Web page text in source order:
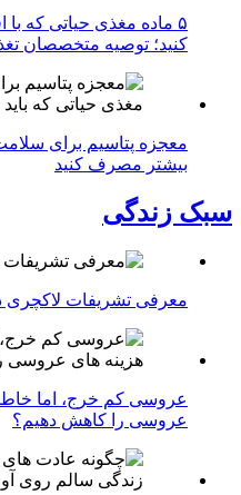
۵ ماده مغذی حیاتی که
کنید؛ توصیه متخصصان
معجزه پتاسیم برای
بیشتر مصرف کنید
سبک زندگی
معرفی تشریفات لاکچری
عروسی کم خرج، اما
عروسی را کاهش دهیم؟